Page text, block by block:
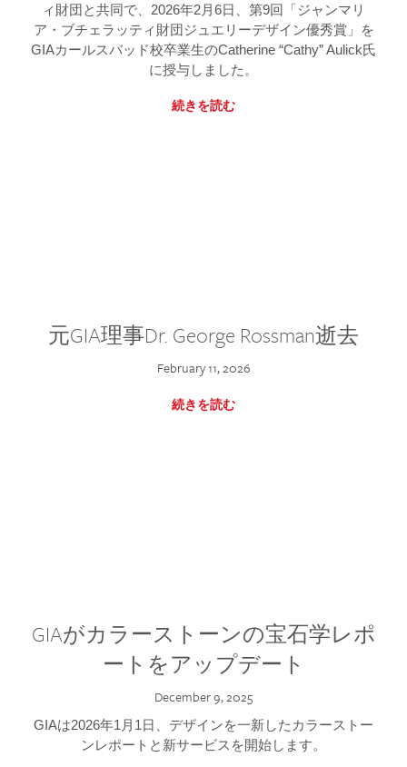
ィ財団と共同で、2026年2月6日、第9回「ジャンマリ
ア・ブチェラッティ財団ジュエリーデザイン優秀賞」を
GIAカールスバッド校卒業生のCatherine “Cathy” Aulick氏
に授与しました。
続きを読む
元GIA理事Dr. George Rossman逝去
February 11, 2026
続きを読む
GIAがカラーストーンの宝石学レポ
ートをアップデート
December 9, 2025
GIAは2026年1月1日、デザインを一新したカラーストー
ンレポートと新サービスを開始します。